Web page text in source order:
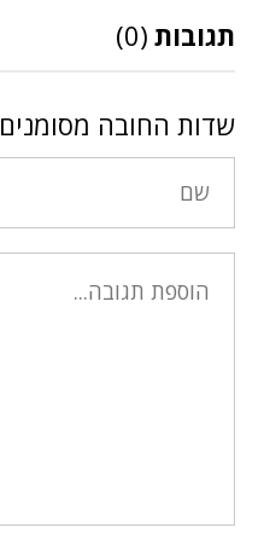
תגובות (0)
שדות החובה מסומנים